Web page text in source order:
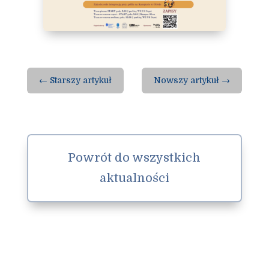
← Starszy artykuł Nowszy artykuł →
Powrót do wszystkich
aktualności